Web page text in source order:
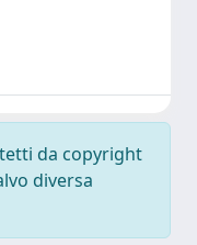
da copyright
diversa